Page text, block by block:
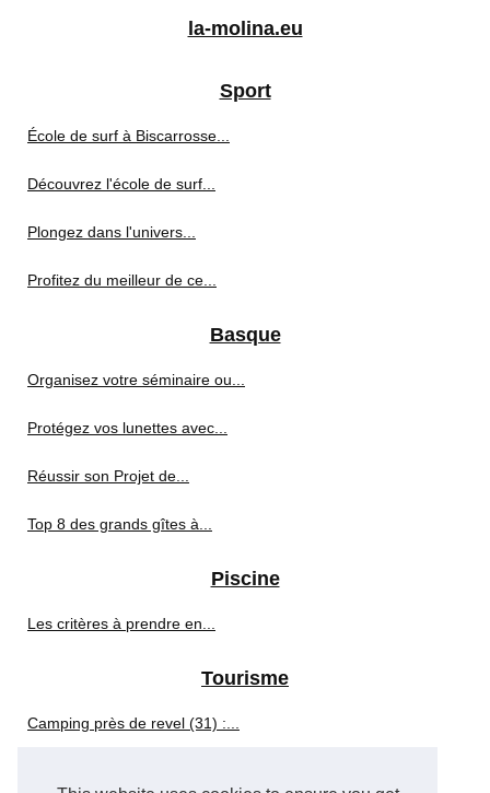
la-molina.eu
Sport
École de surf à Biscarrosse...
Découvrez l'école de surf...
Plongez dans l'univers...
Profitez du meilleur de ce...
Basque
Organisez votre séminaire ou...
Protégez vos lunettes avec...
Réussir son Projet de...
Top 8 des grands gîtes à...
Piscine
Les critères à prendre en...
Tourisme
Camping près de revel (31) :...